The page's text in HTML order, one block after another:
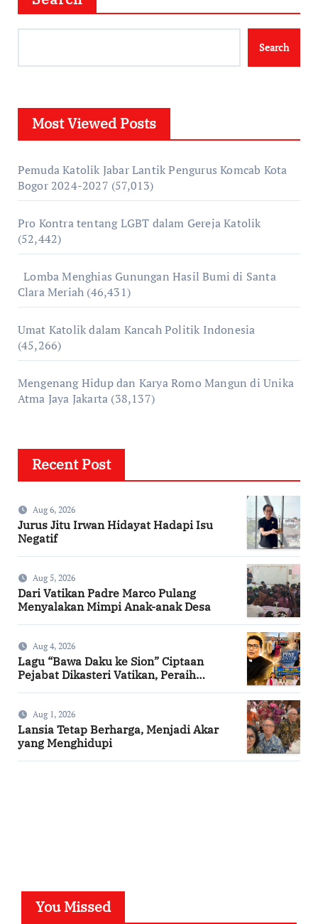
Search
Most Viewed Posts
Pemuda Katolik Jabar Lantik Pengurus Komcab Kota
Bogor 2024-2027 (57,013)
Pro Kontra tentang LGBT dalam Gereja Katolik
(52,442)
Lomba Menghias Gunungan Hasil Bumi di Santa
Clara Meriah (46,431)
Umat Katolik dalam Kancah Politik Indonesia
(45,266)
Mengenang Hidup dan Karya Romo Mangun di Unika
Atma Jaya Jakarta (38,137)
Recent Post
Aug 6, 2026
Jurus Jitu Irwan Hidayat Hadapi Isu
Negatif
Aug 5, 2026
Dari Vatikan Padre Marco Pulang
Menyalakan Mimpi Anak-anak Desa
Aug 4, 2026
Lagu “Bawa Daku ke Sion” Ciptaan
Pejabat Dikasteri Vatikan, Peraih
Aug 1, 2026
Lansia Tetap Berharga, Menjadi Akar
yang Menghidupi
You Missed